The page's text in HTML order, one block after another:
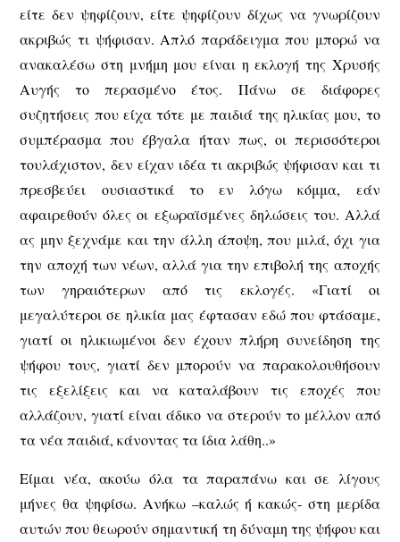
είτε δεν ψηφίζουν, είτε ψηφίζουν δίχως να γνωρίζουν
ακριβώς τι ψήφισαν. Απλό παράδειγμα που μπορώ να
ανακαλέσω στη μνήμη μου είναι η εκλογή της Χρυσής
Αυγής το περασμένο έτος. Πάνω σε διάφορες
συζητήσεις που είχα τότε με παιδιά της ηλικίας μου, το
συμπέρασμα που έβγαλα ήταν πως, οι περισσότεροι
τουλάχιστον, δεν είχαν ιδέα τι ακριβώς ψήφισαν και τι
πρεσβεύει ουσιαστικά το εν λόγω κόμμα, εάν
αφαιρεθούν όλες οι εξωραϊσμένες δηλώσεις του. Αλλά
ας μην ξεχνάμε και την άλλη άποψη, που μιλά, όχι για
την αποχή των νέων, αλλά για την επιβολή της αποχής
των γηραιότερων από τις εκλογές. «Γιατί οι
μεγαλύτεροι σε ηλικία μας έφτασαν εδώ που φτάσαμε,
γιατί οι ηλικιωμένοι δεν έχουν πλήρη συνείδηση της
ψήφου τους, γιατί δεν μπορούν να παρακολουθήσουν
τις εξελίξεις και να καταλάβουν τις εποχές που
αλλάζουν, γιατί είναι άδικο να στερούν το μέλλον από
τα νέα παιδιά, κάνοντας τα ίδια λάθη..»
Είμαι νέα, ακούω όλα τα παραπάνω και σε λίγους
μήνες θα ψηφίσω. Ανήκω –καλώς ή κακώς- στη μερίδα
αυτών που θεωρούν σημαντική τη δύναμη της ψήφου και